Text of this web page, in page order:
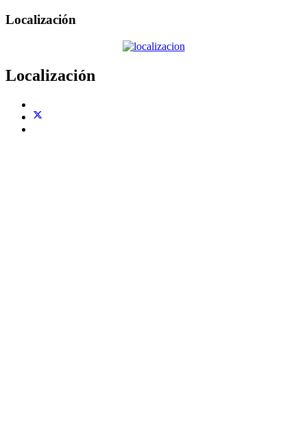
Localización
Localización